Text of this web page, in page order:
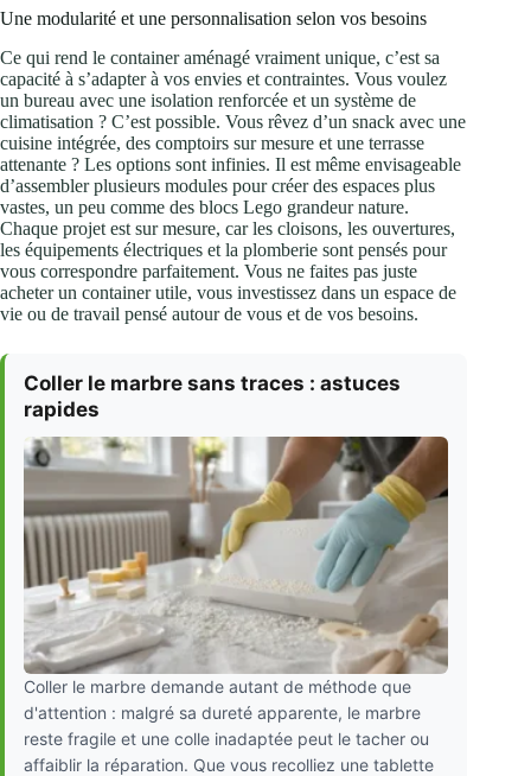
Une modularité et une personnalisation selon vos besoins
Ce qui rend le container aménagé vraiment unique, c’est sa
capacité à s’adapter à vos envies et contraintes. Vous voulez
un bureau avec une isolation renforcée et un système de
climatisation ? C’est possible. Vous rêvez d’un snack avec une
cuisine intégrée, des comptoirs sur mesure et une terrasse
attenante ? Les options sont infinies. Il est même envisageable
d’assembler plusieurs modules pour créer des espaces plus
vastes, un peu comme des blocs Lego grandeur nature.
Chaque projet est sur mesure, car les cloisons, les ouvertures,
les équipements électriques et la plomberie sont pensés pour
vous correspondre parfaitement. Vous ne faites pas juste
acheter un container utile, vous investissez dans un espace de
vie ou de travail pensé autour de vous et de vos besoins.
Coller le marbre sans traces : astuces
rapides
Coller le marbre demande autant de méthode que
d'attention : malgré sa dureté apparente, le marbre
reste fragile et une colle inadaptée peut le tacher ou
affaiblir la réparation. Que vous recolliez une tablette